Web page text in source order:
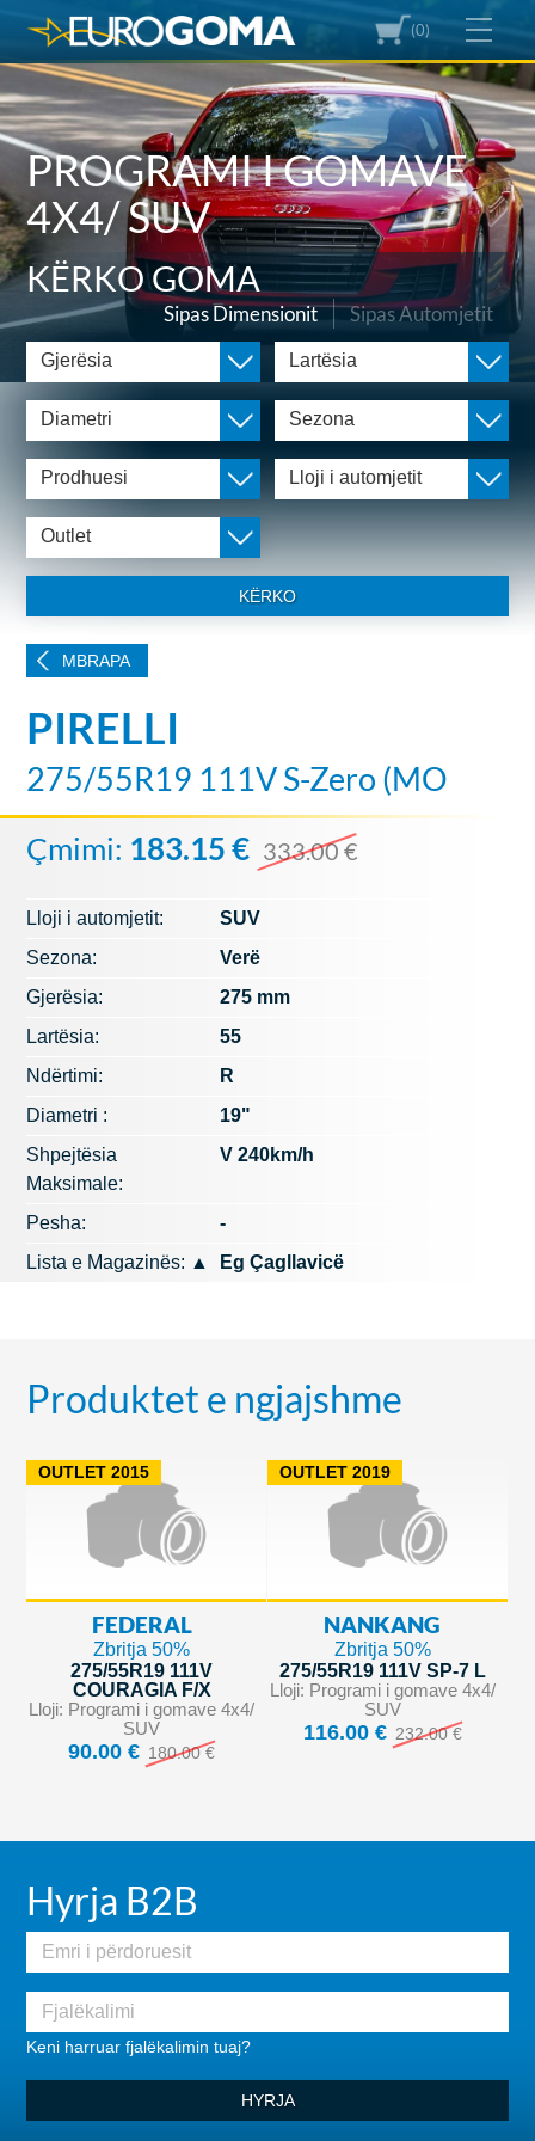
(0)
PROGRAMI I GOMAVE
4X4/ SUV
KËRKO GOMA
Sipas Dimensionit Sipas Automjetit
Gjerësia Lartësia
Diametri Sezona
Prodhuesi Lloji i automjetit
Outlet
KËRKO
MBRAPA
PIRELLI
275/55R19 111V S-Zero (MO
Çmimi: 183.15 € 333.00 €
Lloji i automjetit:
SUV
Sezona:
Verë
Gjerësia:
275 mm
Lartësia:
55
Ndërtimi:
R
Diametri :
19"
Shpejtësia
Maksimale:
V 240km/h
Pesha:
-
Lista e Magazinës: ▲ Eg Çagllavicë
Produktet e ngjajshme
OUTLET 2015
FEDERAL
Zbritja 50%
275/55R19 111V
COURAGIA F/X
Lloji: Programi i gomave 4x4/
SUV
90.00 € 180.00 €
OUTLET 2019
NANKANG
Zbritja 50%
275/55R19 111V SP-7 L
Lloji: Programi i gomave 4x4/
SUV
116.00 € 232.00 €
Hyrja B2B
Keni harruar fjalëkalimin tuaj?
HYRJA